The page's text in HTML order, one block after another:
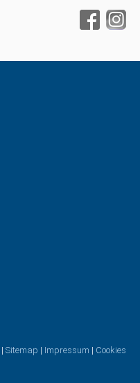
| Sitemap | Impressum | Cookies